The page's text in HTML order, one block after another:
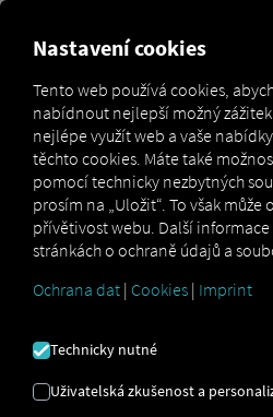
Efektivní
dispečerem a
Díky Order Communication
svých objednávkách–
transparentně. Řešení propojuje
reálném čase, snižuje počet
procesy v každodenním
jedná o přenos objednávek,
funkci chatu: RIO zrychluje,
řetězci.
Nastavení cookies
Tento web používá cookies,
nabídnout nejlepší možný
nejlépe využít web a vaše
těchto cookies. Máte také
pomocí technicky nezbytných
prosím na „Uložit“. To však může
přívětivost webu. Další
stránkách o ochraně údajů a
Ochrana dat | Cookies | Imprint
Technicky nutné
Uživatelská zkušenost a